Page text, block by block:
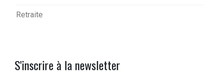
Retraite
S'inscrire à la newsletter